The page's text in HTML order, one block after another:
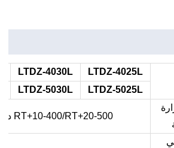
LTDZ-4025L
LTDZ-4030L
LTDZ-5025L
LTDZ-5030L
RT+10-400/RT+20-500